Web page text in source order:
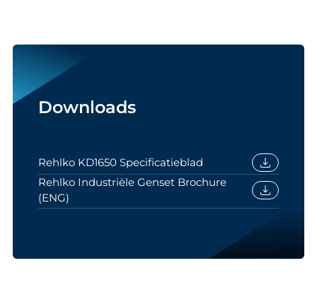
Downloads
Rehlko KD1650 Specificatieblad download
Rehlko Industriële Genset Brochure
(ENG)
download